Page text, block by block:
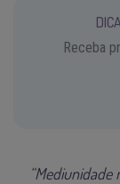
Receba